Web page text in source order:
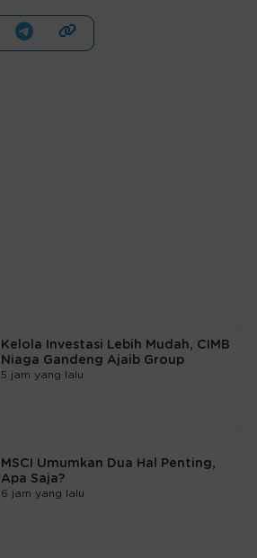
Kelola Investasi Lebih Mudah, CIMB
Niaga Gandeng Ajaib Group
5 jam yang lalu
MSCI Umumkan Dua Hal Penting,
Apa Saja?
6 jam yang lalu